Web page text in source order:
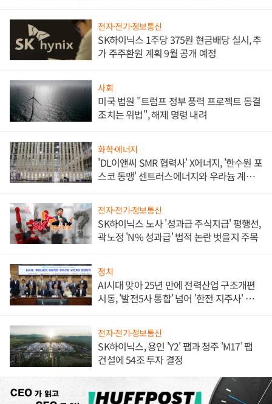
전자·전기·정보통신
SK하이닉스 1주당 375원 현금배당 실시, 추
가 주주환원 계획 9월 공개 예정
사회
미국 법원 "트럼프 정부 풍력 프로젝트 동결
조치는 위법", 해제 명령 내려
화학·에너지
'DL이앤씨 SMR 협력사' X에너지, '한수원 포
스코 동맹' 센트러스에너지와 우라늄 계약
전자·전기·정보통신
SK하이닉스 노사 '성과급 주식지급' 평행선,
곽노정 'N% 성과급' 법적 논란 벗을지 주목
정치
AI시대 맞아 25년 만에 전력산업 구조개편
시동, '발전5사 통합' 넘어 '한전 지주사' 재편
전자·전기·정보통신
SK하이닉스, 용인 'Y2' 팹과 청주 'M17' 팹
건설에 54조 투자 결정